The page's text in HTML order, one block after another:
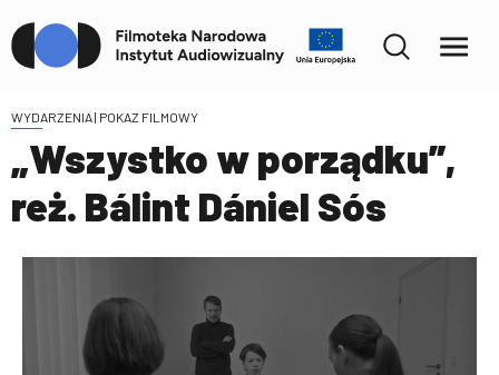
WYDARZENIA| POKAZ FILMOWY
„Wszystko w porządku”,
reż. Bálint Dániel Sós